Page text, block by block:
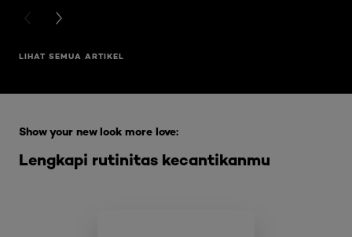
PREVIOUS CARD
NEXT CARD
LIHAT SEMUA ARTIKEL
Lengkapi rutinitas kecantikanmu
Show your new look more love: